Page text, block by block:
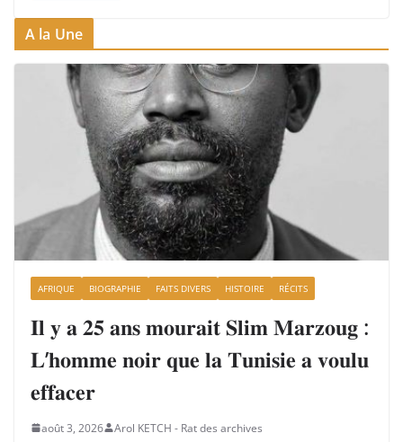
A la Une
AFRIQUE BIOGRAPHIE FAITS DIVERS HISTOIRE RÉCITS
𝐈𝐥 𝐲 𝐚 𝟐𝟓 𝐚𝐧𝐬 𝐦𝐨𝐮𝐫𝐚𝐢𝐭 𝐒𝐥𝐢𝐦 𝐌𝐚𝐫𝐳𝐨𝐮𝐠 :
𝐋’𝐡𝐨𝐦𝐦𝐞 𝐧𝐨𝐢𝐫 𝐪𝐮𝐞 𝐥𝐚 𝐓𝐮𝐧𝐢𝐬𝐢𝐞 𝐚 𝐯𝐨𝐮𝐥𝐮
𝐞𝐟𝐟𝐚𝐜𝐞𝐫
août 3, 2026 Arol KETCH - Rat des archives